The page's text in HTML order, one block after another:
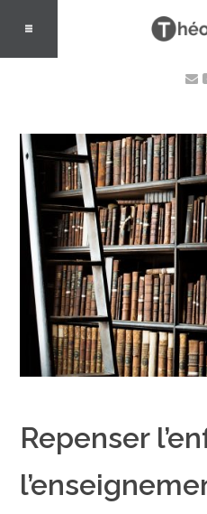
Repenser